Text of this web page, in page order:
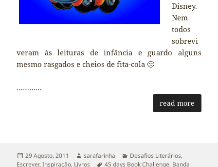
Disney.
Nem
todos
sobrevi
veram às leituras de infância e guardo alguns
mesmo rasgados e cheios de fita-cola 🙂
…………
read more
Publicado
a
29 Agosto, 2011 Autor
sarafarinha Categorias
Desafios Literários,
Escrever,Inspiração, Livros Etiquetas
45 days Book Challenge, Banda